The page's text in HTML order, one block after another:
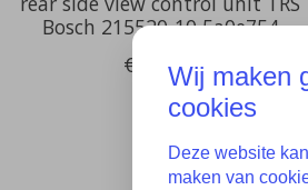
Bosch 215520-10 5a0e754
€299,00Wij maken
cookies
Deze website
maken van